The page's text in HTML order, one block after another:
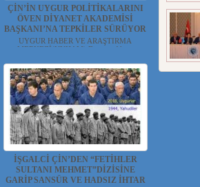
ÇİN’İN UYGUR POLİTİKALARINI
ÖVEN DİYANET AKADEMİSİ
BAŞKANI’NA TEPKİLER SÜRÜYOR
UYGUR HABER VE ARAŞTIRMA
MERKEZİ(UYHAM) Diyanet Aka...
İŞGALCİ ÇİN’DEN “FETİHLER
SULTANI MEHMET”DİZİSİNE
GARİP SANSÜR VE HADSIZ İHTAR